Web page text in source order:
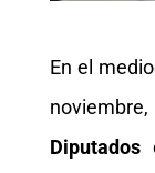
En el
Diputados